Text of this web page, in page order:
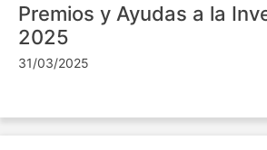
Premios y Ayudas a la
2025
31/03/2025